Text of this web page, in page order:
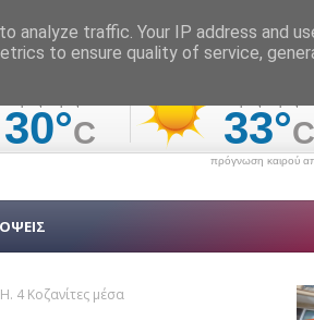
πρόγνωση καιρού
4 Κοζανίτες μέσα
analyze traffic. Your IP address and
to ensure quality of service,